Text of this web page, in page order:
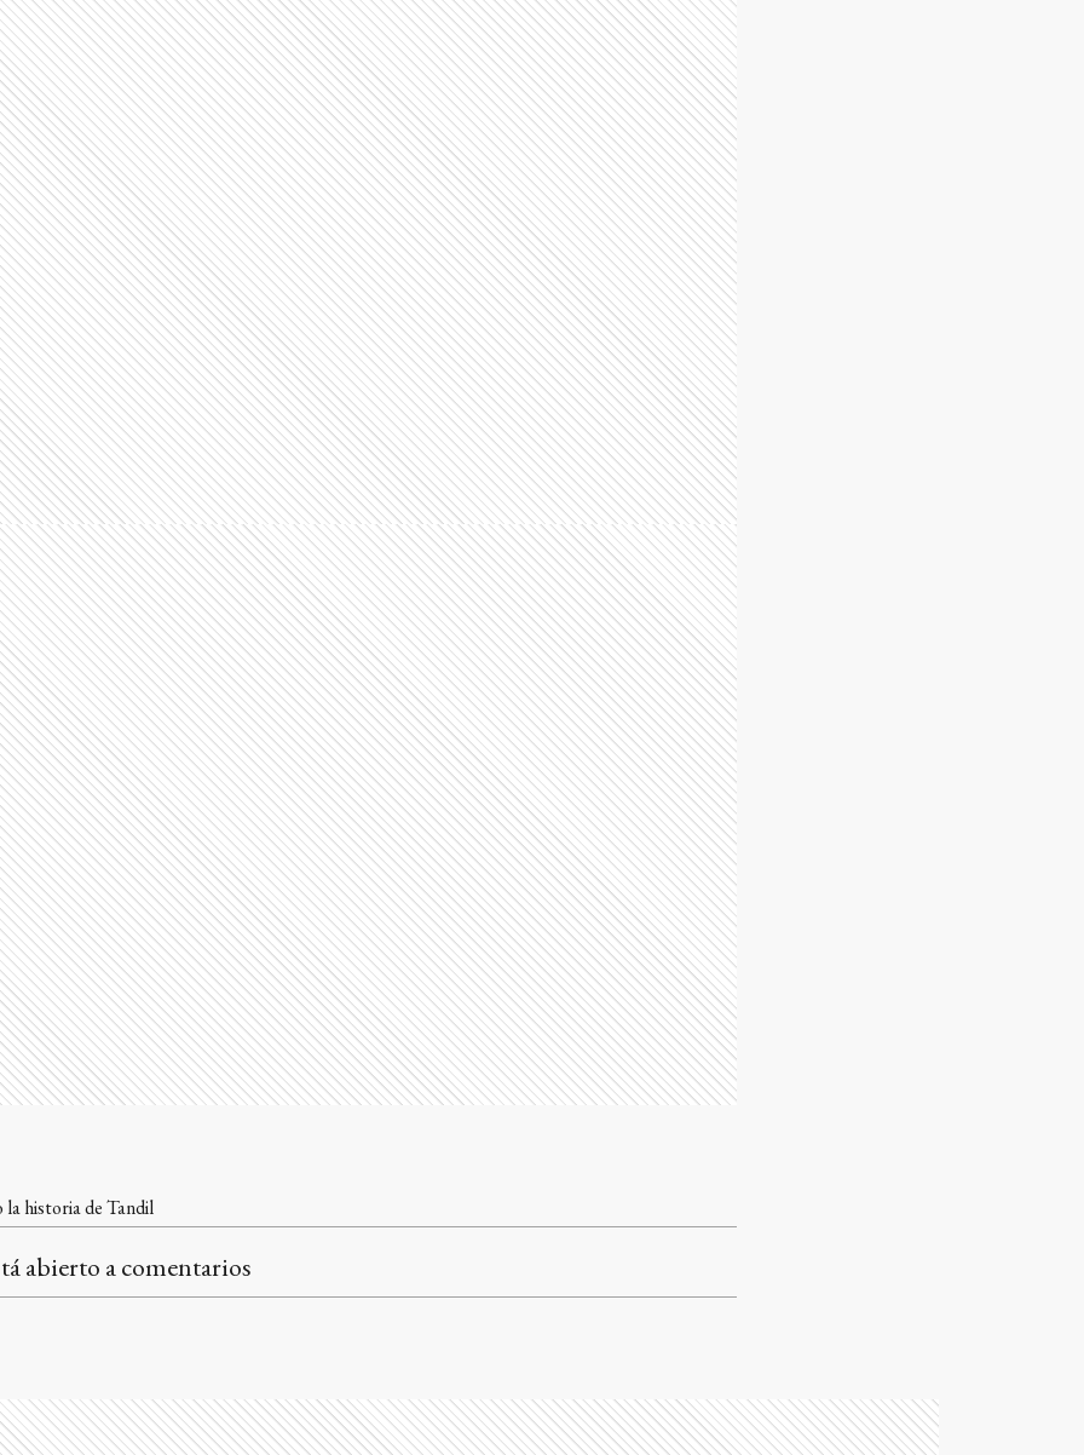
la historia de Tandil
abierto a comentarios